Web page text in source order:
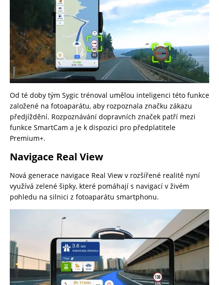
Od té doby tým Sygic trénoval umělou inteligenci této funkce
založené na fotoaparátu, aby rozpoznala značku zákazu
předjíždění. Rozpoznávání dopravních značek patří mezi
funkce SmartCam a je k dispozici pro předplatitele
Premium+.
Navigace Real View
Nová generace navigace Real View v rozšířené realitě nyní
využívá zelené šipky, které pomáhají s navigací v živém
pohledu na silnici z fotoaparátu smartphonu.